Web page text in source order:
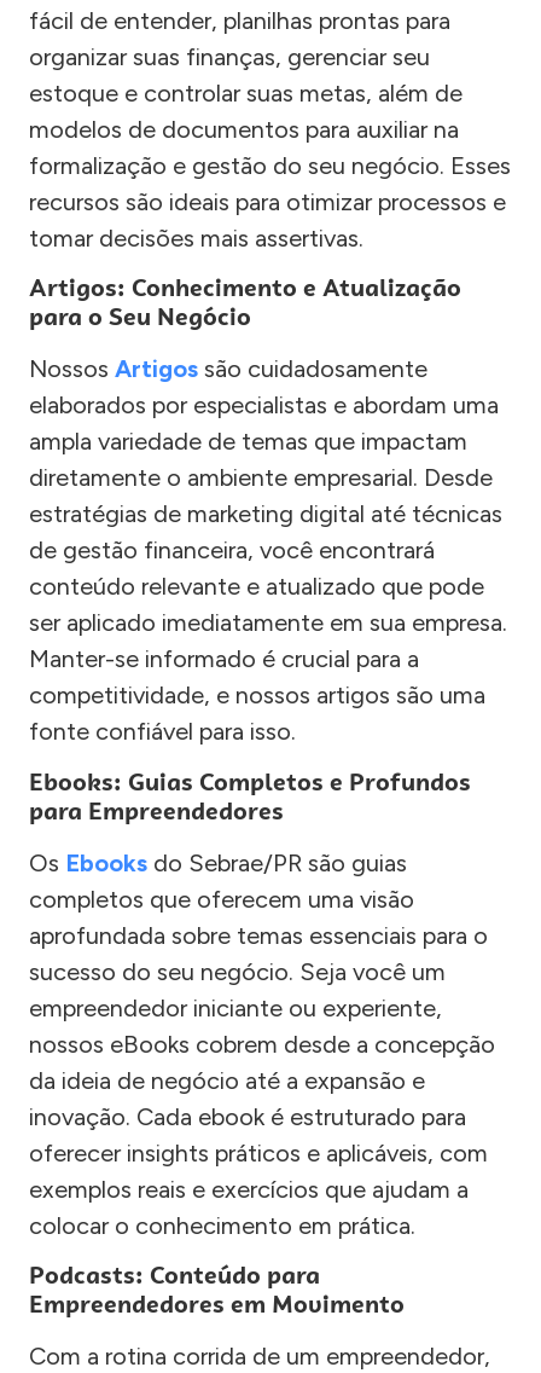
fácil de entender, planilhas prontas para
organizar suas finanças, gerenciar seu
estoque e controlar suas metas, além de
modelos de documentos para auxiliar na
formalização e gestão do seu negócio. Esses
recursos são ideais para otimizar processos e
tomar decisões mais assertivas.
Artigos: Conhecimento e Atualização
para o Seu Negócio
Nossos Artigos são cuidadosamente
elaborados por especialistas e abordam uma
ampla variedade de temas que impactam
diretamente o ambiente empresarial. Desde
estratégias de marketing digital até técnicas
de gestão financeira, você encontrará
conteúdo relevante e atualizado que pode
ser aplicado imediatamente em sua empresa.
Manter-se informado é crucial para a
competitividade, e nossos artigos são uma
fonte confiável para isso.
Ebooks: Guias Completos e Profundos
para Empreendedores
Os Ebooks do Sebrae/PR são guias
completos que oferecem uma visão
aprofundada sobre temas essenciais para o
sucesso do seu negócio. Seja você um
empreendedor iniciante ou experiente,
nossos eBooks cobrem desde a concepção
da ideia de negócio até a expansão e
inovação. Cada ebook é estruturado para
oferecer insights práticos e aplicáveis, com
exemplos reais e exercícios que ajudam a
colocar o conhecimento em prática.
Podcasts: Conteúdo para
Empreendedores em Movimento
Com a rotina corrida de um empreendedor,